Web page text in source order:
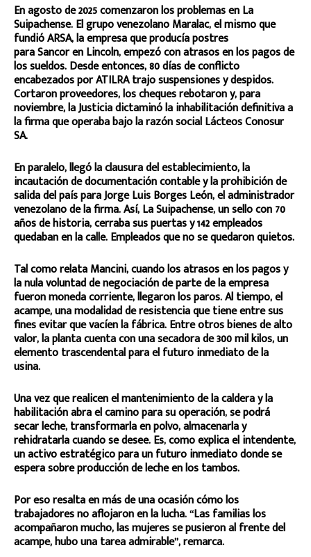
En agosto de 2025 comenzaron los problemas en La
Suipachense. El grupo venezolano Maralac, el mismo que
fundió ARSA, la empresa que producía postres
para Sancor en Lincoln, empezó con atrasos en los pagos de
los sueldos. Desde entonces, 80 días de conflicto
encabezados por ATILRA trajo suspensiones y despidos.
Cortaron proveedores, los cheques rebotaron y, para
noviembre, la Justicia dictaminó la inhabilitación definitiva a
la firma que operaba bajo la razón social Lácteos Conosur
SA.
En paralelo, llegó la clausura del establecimiento, la
incautación de documentación contable y la prohibición de
salida del país para Jorge Luis Borges León, el administrador
venezolano de la firma. Así, La Suipachense, un sello con 70
años de historia, cerraba sus puertas y 142 empleados
quedaban en la calle. Empleados que no se quedaron quietos.
Tal como relata Mancini, cuando los atrasos en los pagos y
la nula voluntad de negociación de parte de la empresa
fueron moneda corriente, llegaron los paros. Al tiempo, el
acampe, una modalidad de resistencia que tiene entre sus
fines evitar que vacíen la fábrica. Entre otros bienes de alto
valor, la planta cuenta con una secadora de 300 mil kilos, un
elemento trascendental para el futuro inmediato de la
usina.
Una vez que realicen el mantenimiento de la caldera y la
habilitación abra el camino para su operación, se podrá
secar leche, transformarla en polvo, almacenarla y
rehidratarla cuando se desee. Es, como explica el intendente,
un activo estratégico para un futuro inmediato donde se
espera sobre producción de leche en los tambos.
Por eso resalta en más de una ocasión cómo los
trabajadores no aflojaron en la lucha. “Las familias los
acompañaron mucho, las mujeres se pusieron al frente del
acampe, hubo una tarea admirable”, remarca.